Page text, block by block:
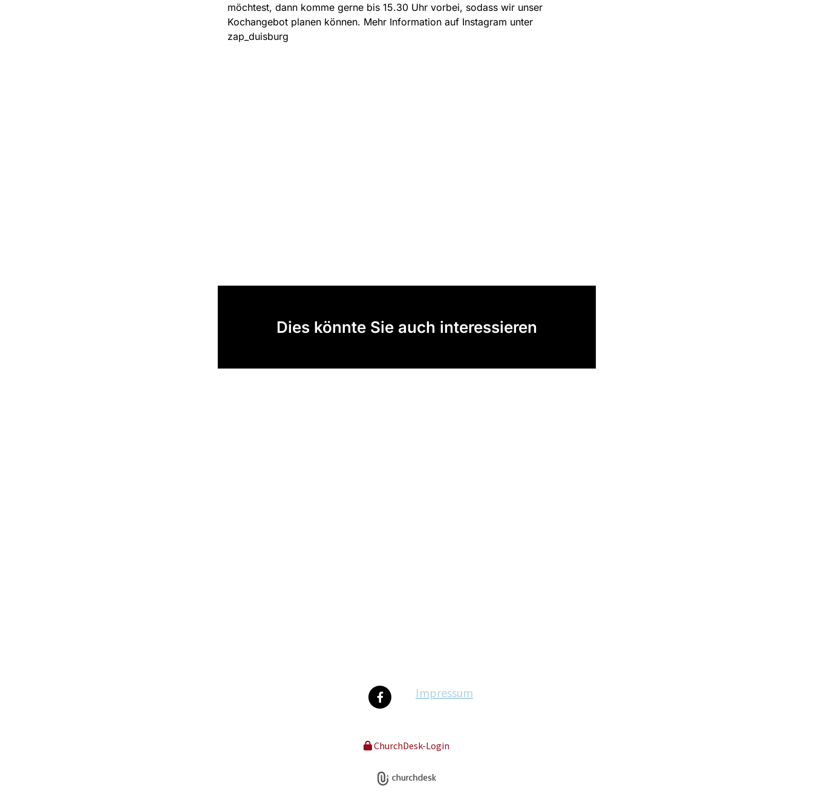
möchtest, dann komme gerne bis 15.30 Uhr vorbei, sodass wir unser
Kochangebot planen können. Mehr Information auf Instagram unter
zap_duisburg
Dies könnte Sie auch interessieren
Impressum
ChurchDesk-Login